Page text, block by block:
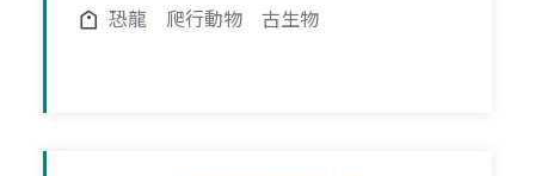
恐龍 爬行動物 古生物